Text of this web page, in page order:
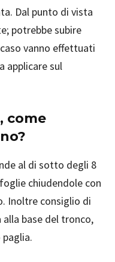
Dal punto di vista
potrebbe subire
vanno effettuati
applicare sul
come
al di sotto degli 8
chiudendole con
Inoltre consiglio di
base del tronco,